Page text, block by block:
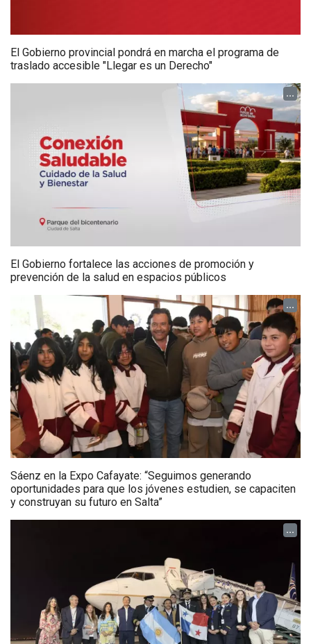
El Gobierno provincial pondrá en marcha el programa de
traslado accesible "Llegar es un Derecho"
...
El Gobierno fortalece las acciones de promoción y
prevención de la salud en espacios públicos
...
Sáenz en la Expo Cafayate: “Seguimos generando
oportunidades para que los jóvenes estudien, se capaciten
y construyan su futuro en Salta”
...